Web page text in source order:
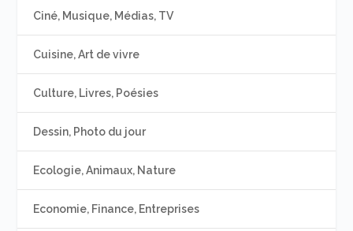
Ciné, Musique, Médias, TV
Cuisine, Art de vivre
Culture, Livres, Poésies
Dessin, Photo du jour
Ecologie, Animaux, Nature
Economie, Finance, Entreprises